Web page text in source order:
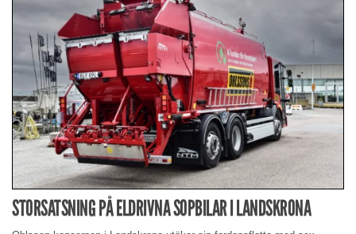
STORSATSNING PÅ ELDRIVNA SOPBILAR I LANDSKRONA